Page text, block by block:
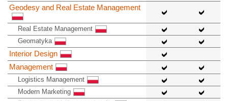
Geodesy and Real Estate Management
Real Estate Management
Geomatyka
Interior Design
Management
Logistics Management
Modern Marketing